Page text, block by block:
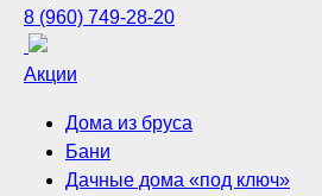
8 (960) 749-28-20
Акции
Дома из бруса
Бани
Дачные дома «под ключ»